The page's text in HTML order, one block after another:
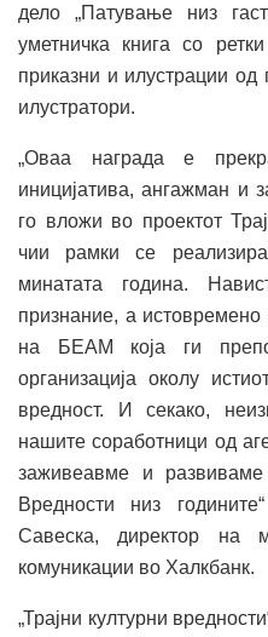
дело „Патување низ
уметничка книга со
приказни и илустрации
илустратори.
„Оваа награда е
иницијатива, ангажман и
го вложи во проектот
чии рамки се
минатата година.
признание, а истовремено
на БЕАМ која ги
организација околу
вредност. И секако,
нашите соработници од
заживеавме и развиваме
Вредности низ
Савеска, директор на
комуникации во Халкбанк.
„Трајни културни